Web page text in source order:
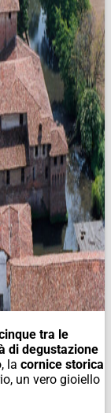
tra le
di degustazione
la cornice storica
un vero gioiello